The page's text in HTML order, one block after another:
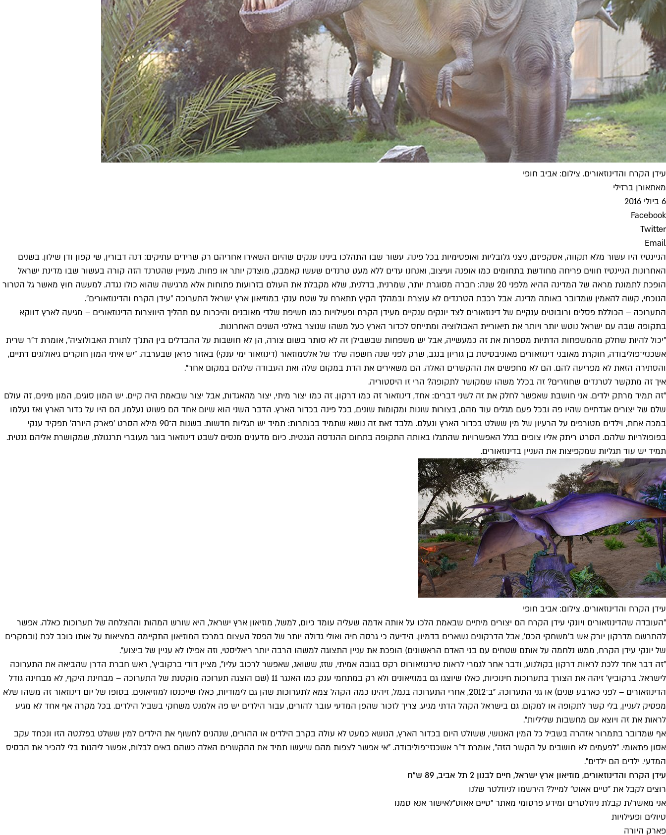
עידן הקרח והדינוזאורים. צילום: אביב חופי
מאתאורן ברזילי
6 ביולי 2016
Facebook
Twitter
Email
הניינטיז היו עשור מלא תקווה, אסקפיזם, ניצני גלובליות ואופטימיות בכל פינה. עשור שבו התהלכו בינינו ענקים שהיום השאירו אחריהם רק שרידים עתיקים: דנה דבורין, שי קפון ודן שילון. בשנים
האחרונות הניינטיז חווים פריחה מחודשת בתחומים כמו אופנה ועיצוב, ואנחנו עדים ללא מעט טרנדים שעשו קאמבק, מוצדק יותר או פחות. מעניין שהטרנד הזה קורה בעשור שבו מדינת ישראל
הופכת לתמונת מראה של המדינה ההיא מלפני 20 שנה: חברה מסוגרת יותר, שמרנית, בדלנית, שלא מקבלת את העולם בזרועות פתוחות אלא מרגישה שהוא כולו נגדה. למעשה חוץ מאשר גל הטרור
הנוכחי, קשה להאמין שמדובר באותה מדינה. אבל רכבת הטרנדים לא עוצרת ובמהלך הקיץ תתארח על שטח ענקי במוזיאון ארץ ישראל התערוכה "עידן הקרח והדינוזאורים".
התערוכה – הכוללת פסלים ורובוטים ענקיים של דינוזאורים לצד יונקים ענקיים מעידן הקרח ופעילויות כמו חשיפת שלדי מאובנים והיכרות עם תהליך היווצרות הדינוזאורים – מגיעה לארץ דווקא
בתקופה שבה עם ישראל נוטש יותר ויותר את תיאוריית האבולוציה ומתייחס לכדור הארץ כעל משהו שנוצר באלפי השנים האחרונות.
"יכול להיות שחלק מהמשפחות הדתיות מספרות את זה כמעשייה, אבל יש משפחות שבשבילן זה לא סותר בשום צורה, הן לא חושבות על ההבדלים בין התנ"ך לתורת האבולוציה", אומרת ד"ר שרית
אשכנזי־פוליבודה, חוקרת מאובני דינוזאורים מאוניבסיטת בן גוריון בנגב, שרק לפני שנה חשפה שלד של אלסמוזאור (דינוזאור ימי ענקי) באזור פראן שבערבה. "יש איתי המון חוקרים גיאולוגים דתיים,
והסתירה הזאת לא מפריעה להם. הם לא מחפשים את ההקשרים האלה. הם משאירים את הדת במקום שלה ואת העבודה שלהם במקום אחר".
איך זה מתקשר לטרנדים שחוזרים? זה בכלל משהו שמקושר לתקופה? הרי זו היסטוריה.
"זה תמיד מרתק ילדים. אני חושבת שאפשר לחלק את זה לשני דברים: אחד, דינוזאור זה כמו דרקון. זה כמו יצור מיתי, יצור מהאגדות, אבל יצור שבאמת היה קיים. יש המון סוגים, המון מינים, זה עולם
שלם של יצורים אגדתיים שהיו פה ובכל פעם מגלים עוד מהם, בצורות שונות ומקומות שונים, בכל פינה בכדור הארץ. הדבר השני הוא שיום אחד הם פשוט נעלמו, הם היו על כדור הארץ ואז נעלמו
במכה אחת, וילדים מטורפים על הרעיון של מין ששלט בכדור הארץ ונעלם. מלבד זאת זה נושא שתמיד בכותרות: תמיד יש תגליות חדשות. בשנות ה־90 מילא הסרט 'פארק היורה' תפקיד ענקי
בפופולריות שלהם. הסרט ריתק אליו צופים בגלל האפשרויות שהתגלו באותה התקופה בתחום ההנדסה הגנטית. כיום מדענים מנסים לשבט דינוזאור בוגר מעוברי תרנגולת, שמקושרת אליהם גנטית.
תמיד יש עוד תגליות שמקפיצות את העניין בדינוזאורים.
עידן הקרח והדינוזאורים. צילום: אביב חופי
"העובדה שהדינוזאורים ויונקי עידן הקרח הם יצורים מיתיים שבאמת הלכו על אותה אדמה שעליה עומד כיום, למשל, מוזיאון ארץ ישראל, היא שורש המהות וההצלחה של תערוכות כאלה. אפשר
להתרשם מדרקון יורק אש ב'משחקי הכס', אבל הדרקונים נשארים בדמיון. הידיעה כי גרסה חיה ואולי גדולה יותר של הפסל העצום במרכז המוזיאון התקיימה במציאות על אותו כוכב לכת (ובמקרים
של יונקי עידן הקרח, ממש נלחמה על אותם שטחים עם בני האדם הראשונים) הופכת את עניין התצוגה למשהו הרבה יותר ריאליסטי, וזה אפילו לא עניין של ביצוע".
״זה דבר אחד ללכת לראות דרקון בקולנוע, ודבר אחר לגמרי לראות טירנוזאורוס רקס בגובה אמיתי, שזז, ששואג, שאפשר לרכוב עליו", מציין דודי ברקוביץ', ראש חברת הדרן שהביאה את התערוכה
לישראל. ברקוביץ' זיהה את הצורך בתערוכות חינוכיות, כאלו שיוצגו גם במוזיאונים ולא רק במתחמי ענק כמו האנגר 11 (שם הוצגה תערוכה מוקטנת של התערוכה – מבחינת היקף, לא מבחינה גודל
הדינוזאורים – לפני כארבע שנים) או גני התערוכה. "ב־2012, אחרי התערוכה בנמל, זיהינו כמה הקהל צמא לתערוכות שהן גם לימודיות, כאלו שייכנסו למוזיאונים. בסופו של יום דינוזאור זה משהו שלא
מפסיק לעניין, בלי קשר לתקופה או למקום. גם בישראל הקהל הדתי מגיע. צריך לזכור שהפן המדעי עובר להורים, עבור הילדים יש פה אלמנט משחקי בשביל הילדים. בכל מקרה אף אחד לא מגיע
לראות את זה ויוצא עם מחשבות שליליות".
אף שמדובר בתמרור אזהרה בשביל כל המין האנושי, ששולט היום בכדור הארץ, הנושא כמעט לא עולה בקרב הילדים או ההורים, שנהנים לחשוף את הילדים למין ששלט בפלנטה הזו ונכחד עקב
אסון פתאומי. "לפעמים לא חושבים על הקשר הזה", אומרת ד"ר אשכנזי־פוליבודה. "אי אפשר לצפות מהם שיעשו תמיד את ההקשרים האלה כשהם באים לבלות, אפשר ליהנות בלי להכיר את הבסיס
המדעי. ילדים הם ילדים".
עידן הקרח והדינוזאורים, מוזיאון ארץ ישראל, חיים לבנון 2 תל אביב, 89 ש"ח
רוצים לקבל את ״טיים אאוט״ למייל? הירשמו לניוזלטר שלנו
אני מאשר/ת קבלת ניוזלטרים ומידע פרסומי מאתר ״טיים אאוט״לאישור אנא סמנו
טיולים ופעילויות
פארק היורה